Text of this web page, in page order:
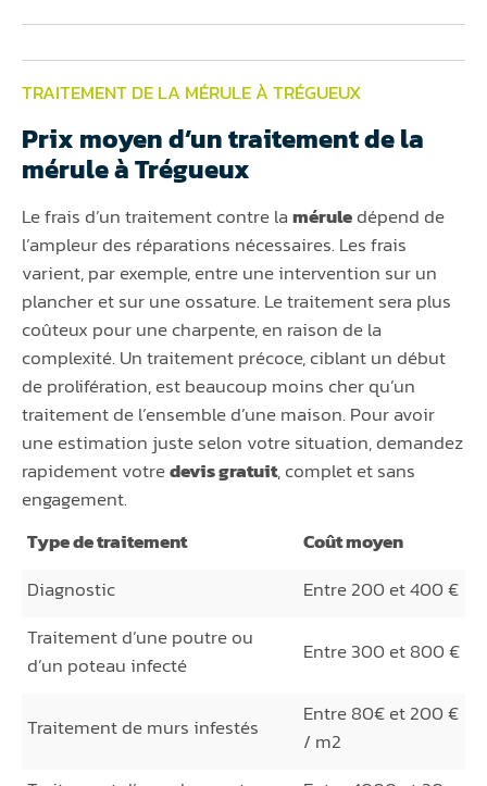
TRAITEMENT DE LA MÉRULE À TRÉGUEUX
Prix moyen d’un traitement de la
mérule à Trégueux
Le frais d’un traitement contre laméruledépend de
l’ampleur des réparations nécessaires. Les frais
varient, par exemple, entre une intervention sur un
plancher et sur une ossature. Le traitement sera plus
coûteux pour une charpente, en raison de la
complexité. Un traitement précoce, ciblant un début
de prolifération, est beaucoup moins cher qu’un
traitement de l’ensemble d’une maison. Pour avoir
une estimation juste selon votre situation, demandez
rapidement votredevis gratuit, complet et sans
engagement.
Type de traitement
Coût moyen
Diagnostic
Entre 200 et 400 €
Traitement d’une poutre ou
d’un poteau infecté
Entre 300 et 800 €
Traitement de murs infestés
Entre 80€ et 200 €
/ m2